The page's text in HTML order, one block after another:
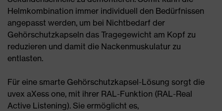
Helmkombination immer individuell den Bedürfnissen
angepasst werden, um bei Nichtbedarf der
Gehörschutzkapseln das Tragegewicht am Kopf zu
reduzieren und damit die Nackenmuskulatur zu
entlasten.
Für eine smarte Gehörschutzkapsel-Lösung sorgt die
uvex aXess one, mit ihrer RAL-Funktion (RAL-Real
Active Listening). Sie ermöglicht es,